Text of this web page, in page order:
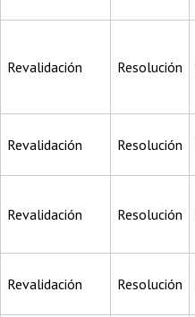
Revalidación Resolución
Revalidación Resolución
Revalidación Resolución
Revalidación Resolución